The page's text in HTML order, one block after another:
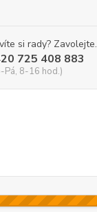
si rady? Zavolejte.
725 408 883
Pá, 8-16 hod.)